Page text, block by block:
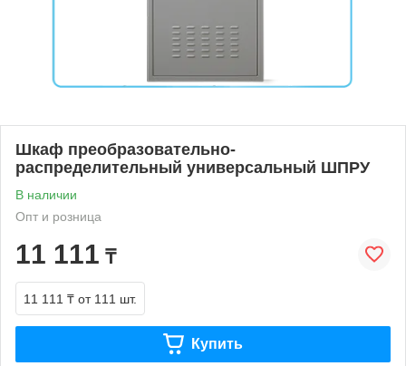
Шкаф преобразовательно-
распределительный универсальный ШПРУ
В наличии
Опт и розница
11 111 ₸
11 111 ₸ от 111 шт.
Купить